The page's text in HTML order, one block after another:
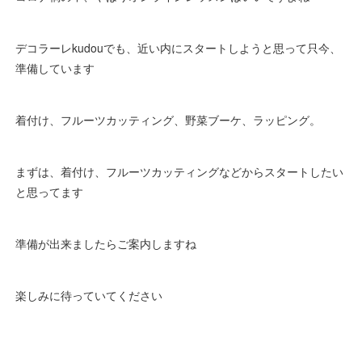
デコラーレkudouでも、近い内にスタートしようと思って只今、
準備しています
着付け、フルーツカッティング、野菜ブーケ、ラッピング。
まずは、着付け、フルーツカッティングなどからスタートしたい
と思ってます
準備が出来ましたらご案内しますね
楽しみに待っていてください